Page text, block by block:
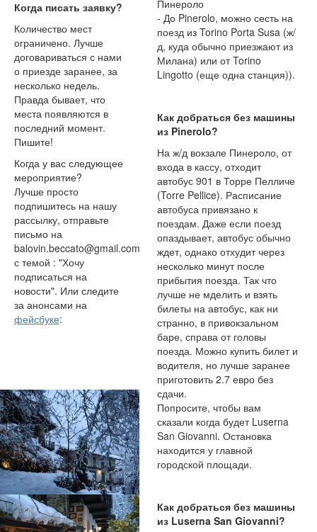
Когда писать заявку?
Количество мест
ограничено. Лучше
договариваться с нами
о приезде заранее, за
несколько недель.
Правда бывает, что
места появляются в
последний момент.
Пишите!
Когда у вас следующее
мероприятие?
Лучше просто
подпишитесь на нашу
рассылку, отправьте
письмо на
balovin.beccato@gmail.com
с темой : "Хочу
подписаться на
новости". Или следите
за анонсами на
фейсбуке:
Пинероло
- До Pinerolo, можно сесть на
поезд из Torino Porta Susa (ж/
д, куда обычно приезжают из
Милана) или от Torino
Lingotto (еще одна станция)).
Как добраться без машины
из Pinerolo?
На ж/д вокзале Пинероло, от
входа в кассу, отходит
автобус 901 в Торре Пелличе
(Torre Pellice). Расписание
автобуса привязано к
поездам. Даже если поезд
опаздывает, автобус обычно
ждет, однако отхудит через
несколько минут после
прибытия поезда. Так что
лучше не мделить и взять
билеты на автобус, как ни
странно, в привокзальном
баре, справа от головы
поезда. Можно купить билет и
водителя, но лучше заранее
приготовить 2.7 евро без
сдачи.
Попросите, чтобы вам
сказали когда будет Luserna
San Giovanni. Остановка
находится у главной
городской площади.
Как добраться без машины
из Luserna San Giovanni?